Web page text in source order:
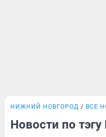
НИЖНИЙ НОВГОРОД ВСЕ
Новости по